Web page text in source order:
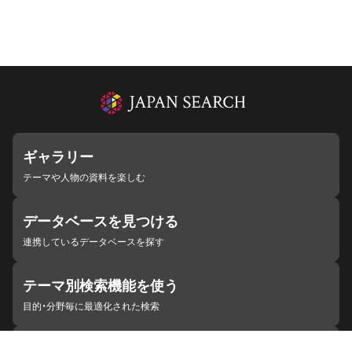
ギャラリー
テーマや人物の資料を楽しむ
データベースを見つける
連携しているデータベースを探す
テーマ別検索機能を使う
目的・分野毎に最適化された検索